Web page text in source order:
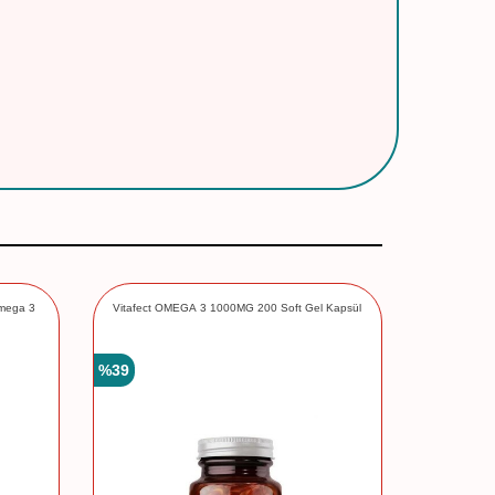
3
Vitafect OMEGA 3 1000MG 200 Soft Gel Kapsül
%39